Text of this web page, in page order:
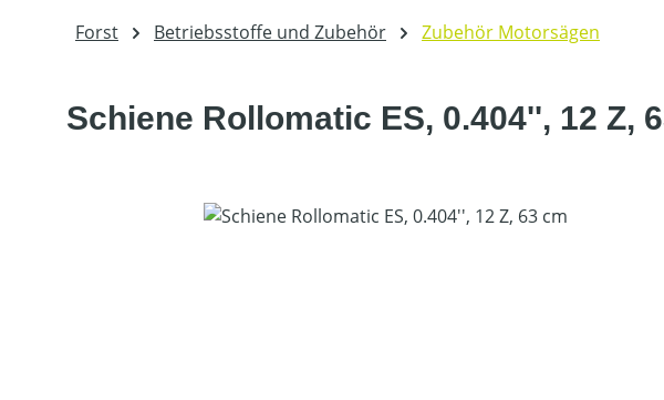
Forst Betriebsstoffe und Zubehör Zubehör Motorsägen
Schiene Rollomatic ES, 0.404'', 12 Z,
Bildergalerie überspringen